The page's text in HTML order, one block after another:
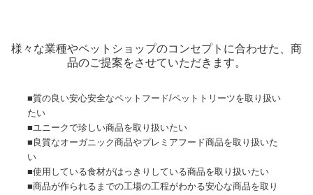
様々な業種やペットショップのコンセプトに合わせた、商
品のご提案をさせていただきます。
■質の良い安心安全なペットフード/ペットトリーツを取り扱い
たい
■ユニークで珍しい商品を取り扱いたい
■良質なオーガニック商品やプレミアフード商品を取り扱いた
い
■使用している食材がはっきりしている商品を取り扱いたい
■商品が作られるまでの工場の工程がわかる安心な商品を取り